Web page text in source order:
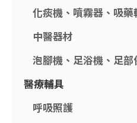
化痰機、噴霧器、吸藥
中醫器材
泡腳機、足浴機、足部
醫療輔具
呼吸照護